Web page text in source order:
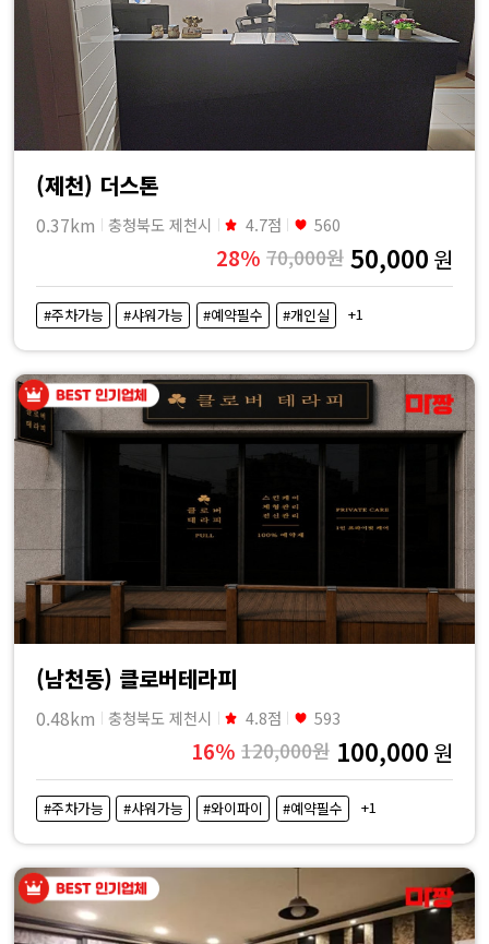
(제천) 더스톤
0.37km 충청북도 제천시 4.7점 560
28% 70,000원 50,000 원
#주차가능 #샤워가능 #예약필수 #개인실 +1
(남천동) 클로버테라피
0.48km 충청북도 제천시 4.8점 593
16% 120,000원 100,000 원
#주차가능 #샤워가능 #와이파이 #예약필수 +1